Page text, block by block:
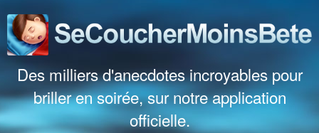
Des milliers d'anecdotes incroyables pour
briller en soirée, sur notre application
officielle.